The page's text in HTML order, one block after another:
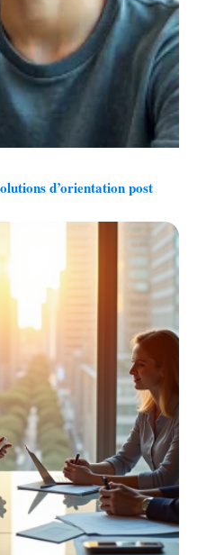
d’orientation post